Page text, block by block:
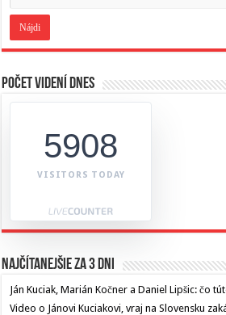
Počet videní dnes
5908
VISITORS TODAY
Najčítanejšie za 3 dni
Ján Kuciak, Marián Kočner a Daniel Lipšic: čo
Video o Jánovi Kuciakovi, vraj na Slovensku